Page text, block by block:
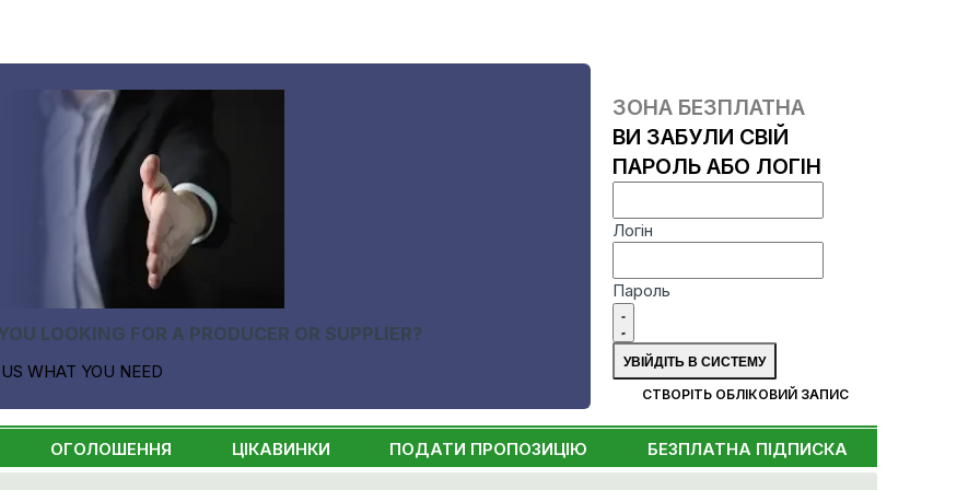
LOOKING FOR A PRODUCER OR SUPPLIER?
WHAT YOU NEED
ЗОНА БЕЗПЛАТНА
ВИ ЗАБУЛИ СВІЙ
ПАРОЛЬ АБО ЛОГІН
Логін
Пароль
СТВОРІТЬ ОБЛІКОВИЙ ЗАПИС
ОГОЛОШЕННЯ ЦІКАВИНКИ ПОДАТИ ПРОПОЗИЦІЮ БЕЗПЛАТНА ПІДПИСКА